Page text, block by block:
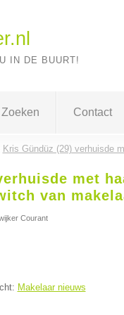
IN DE BUURT!
Zoeken Contact
Kris Gündüz (29) verhuisde
met
van
Courant
Makelaar nieuws